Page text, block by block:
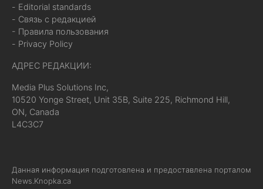
- Editorial standards
- Связь с редакцией
- Правила пользования
- Privacy Policy
АДРЕС РЕДАКЦИИ:
Media Plus Solutions Inc,
10520 Yonge Street, Unit 35B, Suite 225, Richmond Hill,
ON, Canada
L4C3C7
Данная информация подготовлена и предоставлена порталом
News.Knopka.ca